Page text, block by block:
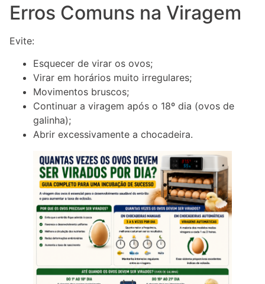
Erros Comuns na Viragem
Evite:
Esquecer de virar os ovos;
Virar em horários muito irregulares;
Movimentos bruscos;
Continuar a viragem após o 18º dia (ovos de
galinha);
Abrir excessivamente a chocadeira.